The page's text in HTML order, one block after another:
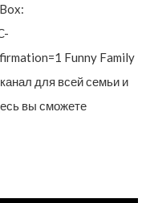
Funny Family
для всей семьи и
вы сможете